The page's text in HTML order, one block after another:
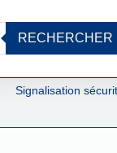
RECHERCHER
Signalisation